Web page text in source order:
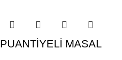
PUANTİYELİ MASAL